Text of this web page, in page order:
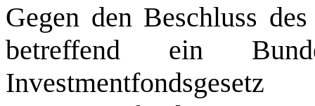
Gegen den Beschluss
betreffend ein